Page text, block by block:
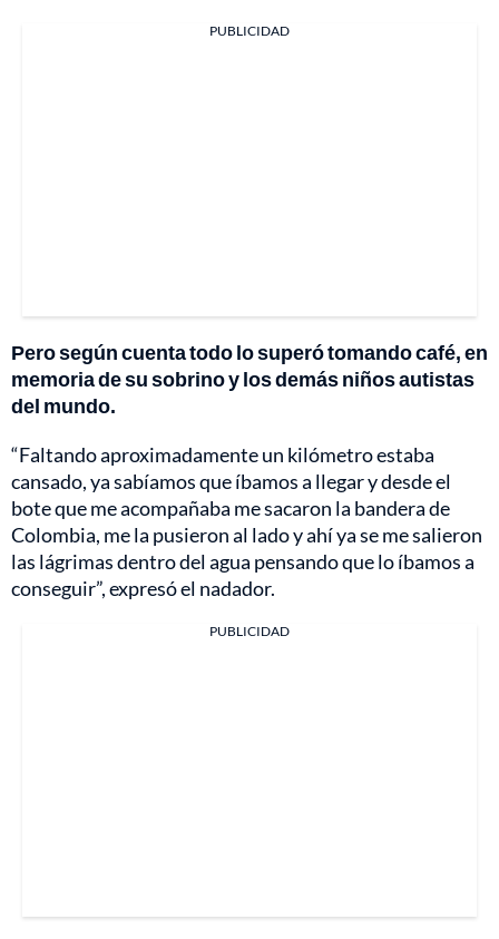
PUBLICIDAD
Pero según cuenta todo lo superó tomando café, en
memoria de su sobrino y los demás niños autistas
del mundo.
“Faltando aproximadamente un kilómetro estaba
cansado, ya sabíamos que íbamos a llegar y desde el
bote que me acompañaba me sacaron la bandera de
Colombia, me la pusieron al lado y ahí ya se me salieron
las lágrimas dentro del agua pensando que lo íbamos a
conseguir”, expresó el nadador.
PUBLICIDAD